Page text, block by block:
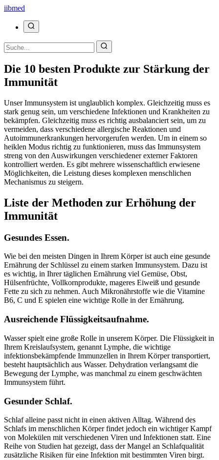
iibmed
Die 10 besten Produkte zur Stärkung der
Immunität
Unser Immunsystem ist unglaublich komplex. Gleichzeitig muss es
stark genug sein, um verschiedene Infektionen und Krankheiten zu
bekämpfen. Gleichzeitig muss es richtig ausbalanciert sein, um zu
vermeiden, dass verschiedene allergische Reaktionen und
Autoimmunerkrankungen hervorgerufen werden. Um in einem so
heiklen Modus richtig zu funktionieren, muss das Immunsystem
streng von den Auswirkungen verschiedener externer Faktoren
kontrolliert werden. Es gibt mehrere wissenschaftlich erwiesene
Möglichkeiten, die Leistung dieses komplexen menschlichen
Mechanismus zu steigern.
Liste der Methoden zur Erhöhung der
Immunität
Gesundes Essen.
Wie bei den meisten Dingen in Ihrem Körper ist auch eine gesunde
Ernährung der Schlüssel zu einem starken Immunsystem. Dazu ist
es wichtig, in Ihrer täglichen Ernährung viel Gemüse, Obst,
Hülsenfrüchte, Vollkornprodukte, mageres Eiweiß und gesunde
Fette zu sich zu nehmen. Auch Mikronährstoffe wie die Vitamine
B6, C und E spielen eine wichtige Rolle in der Ernährung.
Ausreichende Flüssigkeitsaufnahme.
Wasser spielt eine große Rolle in unserem Körper. Die Flüssigkeit in
Ihrem Kreislaufsystem, genannt Lymphe, die wichtige
infektionsbekämpfende Immunzellen in Ihrem Körper transportiert,
besteht hauptsächlich aus Wasser. Dehydration verlangsamt die
Bewegung der Lymphe, was manchmal zu einem geschwächten
Immunsystem führt.
Gesunder Schlaf.
Schlaf alleine passt nicht in einen aktiven Alltag. Während des
Schlafs im menschlichen Körper findet jedoch ein wichtiger Kampf
von Molekülen mit verschiedenen Viren und Infektionen statt. Eine
Reihe von Studien hat gezeigt, dass der Mangel an Schlafqualität
zusätzliche Risiken für eine Infektion mit bestimmten Viren birgt.